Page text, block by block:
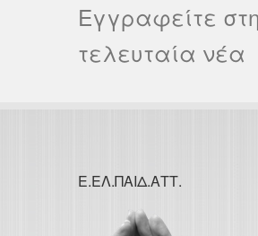
Εγγραφείτε
τελευταία νέα
Ε.ΕΛ.ΠΑΙΔ.ΑΤΤ.